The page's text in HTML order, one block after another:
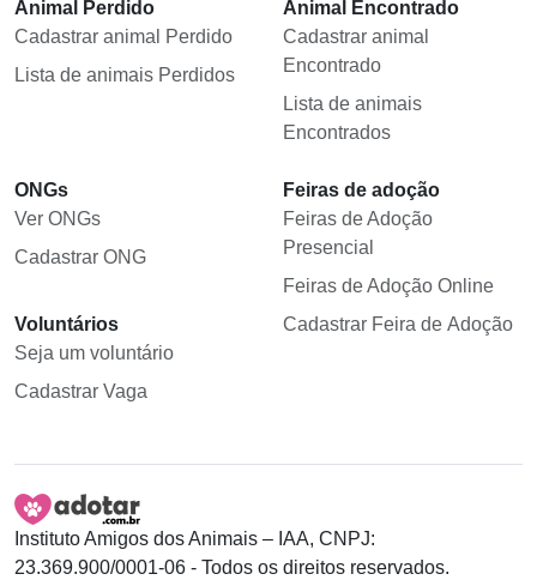
Animal Perdido
Cadastrar animal Perdido
Lista de animais Perdidos
Animal Encontrado
Cadastrar animal
Encontrado
Lista de animais
Encontrados
ONGs
Ver ONGs
Cadastrar ONG
Voluntários
Seja um voluntário
Cadastrar Vaga
Feiras de adoção
Feiras de Adoção
Presencial
Feiras de Adoção Online
Cadastrar Feira de Adoção
Instituto Amigos dos Animais – IAA, CNPJ:
23.369.900/0001-06 - Todos os direitos reservados.